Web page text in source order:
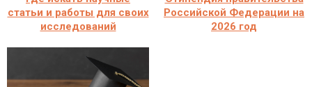
статьи и работы для своих
исследований
Российской Федерации на
2026 год